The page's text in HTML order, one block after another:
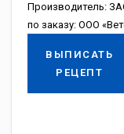
Производитель:
по заказу: ООО
ВЫПИСАТЬ
РЕЦЕПТ